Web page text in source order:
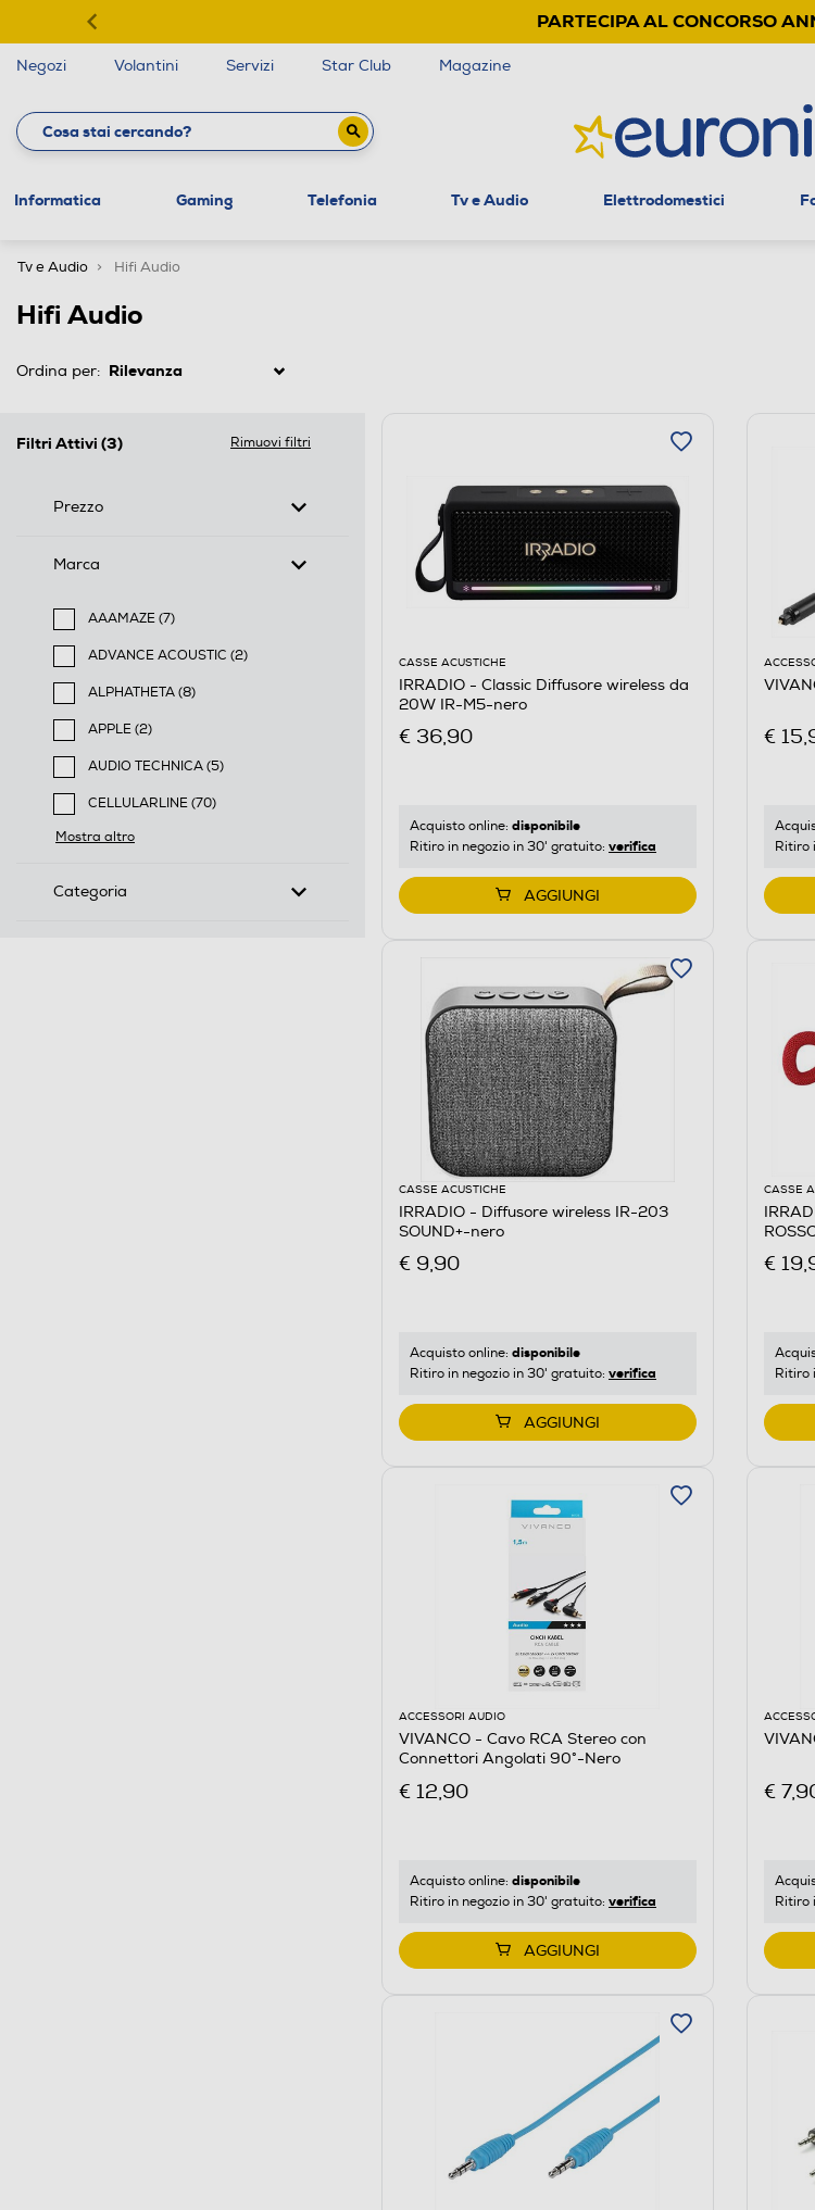
PARTECIPA AL CONCORSO
Negozi Volantini Servizi Star Club Magazine
Informatica Gaming Telefonia Tv e Audio Elettrodomestici
Tv e Audio Hifi Audio
Hifi Audio
Ordina per:
Filtri Attivi (3) Rimuovi filtri
Prezzo
Marca
AAAMAZE (7)
Filtra per Marca: AAAMAZE
ADVANCE ACOUSTIC (2)
Filtra per Marca: ADVANCE ACOUSTIC
ALPHATHETA (8)
Filtra per Marca: ALPHATHETA
APPLE (2)
Filtra per Marca: APPLE
AUDIO TECHNICA (5)
Filtra per Marca: AUDIO TECHNICA
CELLULARLINE (70)
Filtra per Marca: CELLULARLINE
Mostra altro
Categoria
CASSE ACUSTICHE
IRRADIO - Classic Diffusore wireless da
20W IR-M5-nero
€ 36,90
Acquisto online: disponibile
Ritiro in negozio in 30' gratuito: verifica
AGGIUNGI
€
Ritiro
CASSE ACUSTICHE
IRRADIO - Diffusore wireless IR-203
SOUND+-nero
€ 9,90
Acquisto online: disponibile
Ritiro in negozio in 30' gratuito: verifica
AGGIUNGI
CASSE
€
Ritiro
ACCESSORI AUDIO
VIVANCO - Cavo RCA Stereo con
Connettori Angolati 90°-Nero
€ 12,90
Acquisto online: disponibile
Ritiro in negozio in 30' gratuito: verifica
AGGIUNGI
€
Ritiro